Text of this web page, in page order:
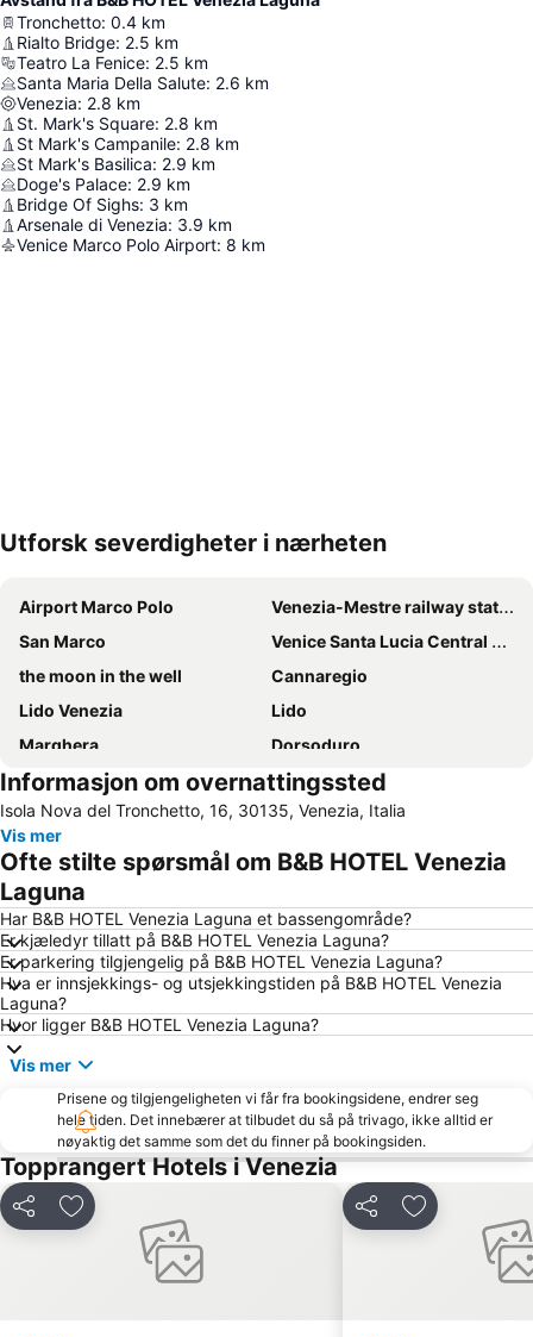
Tronchetto: 0.4 km
Rialto Bridge: 2.5 km
Teatro La Fenice: 2.5 km
Santa Maria Della Salute: 2.6 km
Venezia: 2.8 km
St. Mark's Square: 2.8 km
St Mark's Campanile: 2.8 km
St Mark's Basilica: 2.9 km
Doge's Palace: 2.9 km
Bridge Of Sighs: 3 km
Arsenale di Venezia: 3.9 km
Venice Marco Polo Airport: 8 km
Utforsk severdigheter i nærheten
Airport Marco Polo
Venezia-Mestre railway station
San Marco
Venice Santa Lucia Central Station
the moon in the well
Cannaregio
Lido Venezia
Lido
Marghera
Dorsoduro
Terminal di Piazzale Roma
Lungomare Caorle
Sottomarina
Duna Verde
Padova Central Station
Padova Vintage Festival
Lido Jesolo
St Markuskatedralen
Canal Grande
St Mark's Square
Cavallino Beach
Porto Marghera
Sottomarina
Centro Storico
San Polo
Campanile San Marco
Duomo
Tessera
Gazzera
Cavallino Treporti Lido
Aeroporto Treviso
Ca' d'Oro - Palazzo Santa Sofia
Port of Venice
Palazzo Grimani di San Luca
B & B S.n.c. di Brocca
Al Duca D'Aosta
Palazzo Barbarigo Minotto
Informasjon om overnattingssted
Isola Nova del Tronchetto, 16, 30135, Venezia, Italia
Vis mer
Ofte stilte spørsmål om B&B HOTEL Venezia
Laguna
Har B&B HOTEL Venezia Laguna et bassengområde?
Er kjæledyr tillatt på B&B HOTEL Venezia Laguna?
Er parkering tilgjengelig på B&B HOTEL Venezia Laguna?
Hva er innsjekkings- og utsjekkingstiden på B&B HOTEL Venezia
Laguna?
Hvor ligger B&B HOTEL Venezia Laguna?
Vis mer
Prisene og tilgjengeligheten vi får fra bookingsidene, endrer seg
hele tiden. Det innebærer at tilbudet du så på trivago, ikke alltid er
nøyaktig det samme som det du finner på bookingsiden.
Topprangert Hotels i Venezia
Del Legg til i favoritter Del Legg til i